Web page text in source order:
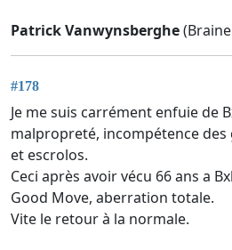
Patrick Vanwynsberghe
#178
Je me suis carrément enfuie de
malpropreté, incompétence
et escrolos.
Ceci après avoir vécu 66 ans a
Good Move, aberration totale.
Vite le retour à la normale.